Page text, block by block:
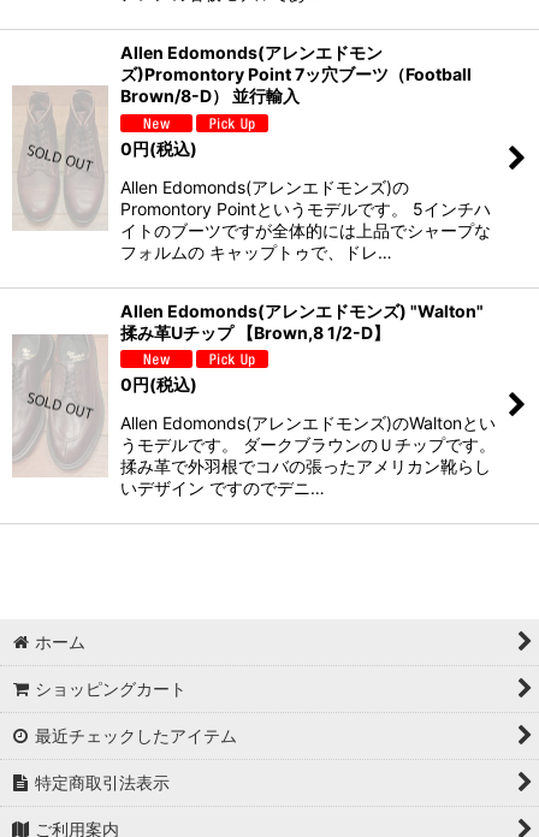
Allen Edomonds(アレンエドモン
ズ)Promontory Point 7ッ穴ブーツ（Football
Brown/8-D） 並行輸入
0円(税込)
Allen Edomonds(アレンエドモンズ)の
Promontory Pointというモデルです。 5インチハ
イトのブーツですが全体的には上品でシャープな
フォルムの キャップトゥで、ドレ…
Allen Edomonds(アレンエドモンズ) "Walton"
揉み革Uチップ 【Brown,8 1/2-D】
0円(税込)
Allen Edomonds(アレンエドモンズ)のWaltonとい
うモデルです。 ダークブラウンのＵチップです。
揉み革で外羽根でコバの張ったアメリカン靴らし
いデザイン ですのでデニ…
ホーム
ショッピングカート
最近チェックしたアイテム
特定商取引法表示
ご利用案内